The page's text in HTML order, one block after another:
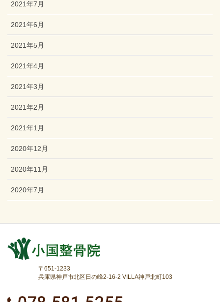
2021年7月
2021年6月
2021年5月
2021年4月
2021年3月
2021年2月
2021年1月
2020年12月
2020年11月
2020年7月
〒651-1233
兵庫県神戸市北区日の峰2-16-2 VILLA神戸北町103